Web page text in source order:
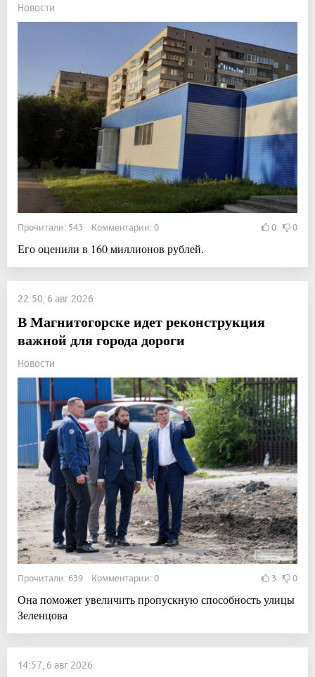
Новости
Прочитали: 543 Комментарии: 0 0 0
Его оценили в 160 миллионов рублей.
22:50, 6 авг 2026
В Магнитогорске идет реконструкция
важной для города дороги
Новости
Прочитали: 639 Комментарии: 0 3 0
Она поможет увеличить пропускную способность улицы
Зеленцова
14:57, 6 авг 2026